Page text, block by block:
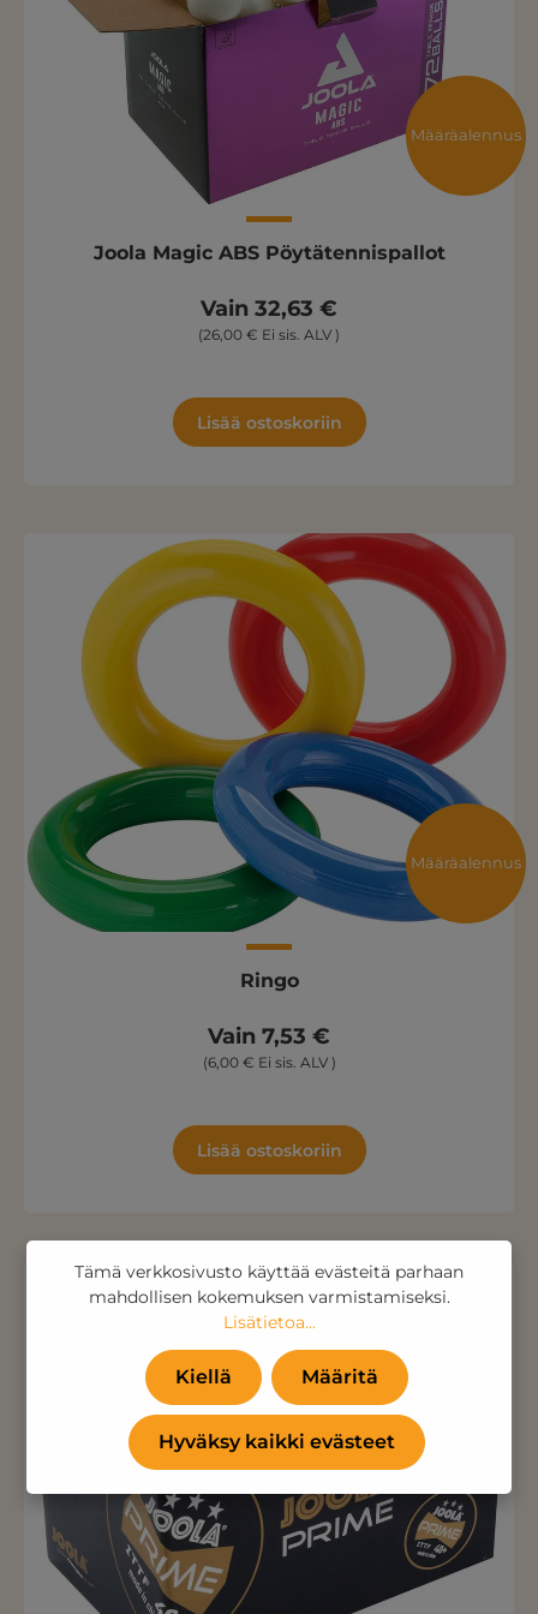
Määräalennus
Joola Magic ABS Pöytätennispallot
Vain 32,63 €
(26,00 € Ei sis. ALV )
Lisää ostoskoriin
Määräalennus
Ringo
Vain 7,53 €
(6,00 € Ei sis. ALV )
Lisää ostoskoriin
40.23%
Tämä verkkosivusto käyttää evästeitä parhaan
mahdollisen kokemuksen varmistamiseksi.
Lisätietoa...
Kiellä Määritä
Hyväksy kaikki evästeet